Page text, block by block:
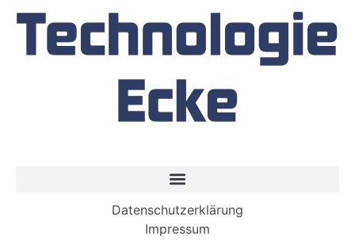
Datenschutzerklärung
Impressum